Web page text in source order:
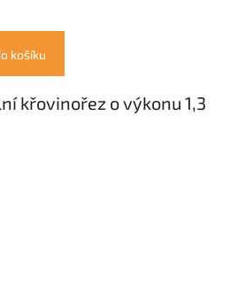
košíku
křovinořez o výkonu 1,3